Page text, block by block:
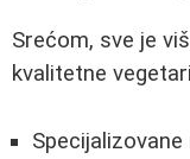
Srećom, sve je
kvalitetne